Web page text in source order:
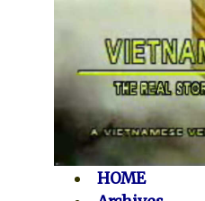
HOME